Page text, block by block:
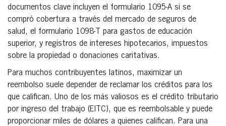
documentos clave incluyen el formulario 1095-A si se
compró cobertura a través del mercado de seguros de
salud, el formulario 1098-T para gastos de educación
superior, y registros de intereses hipotecarios, impuestos
sobre la propiedad o donaciones caritativas.
Para muchos contribuyentes latinos, maximizar un
reembolso suele depender de reclamar los créditos para los
que califican. Uno de los más valiosos es el crédito tributario
por ingreso del trabajo (EITC), que es reembolsable y puede
proporcionar miles de dólares a quienes califican. Para una